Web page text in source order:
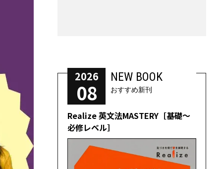
2026
08
NEW BOOK
おすすめ新刊
Realize 英文法MASTERY［基礎～
必修レベル］